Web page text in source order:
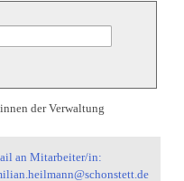
der Verwaltung